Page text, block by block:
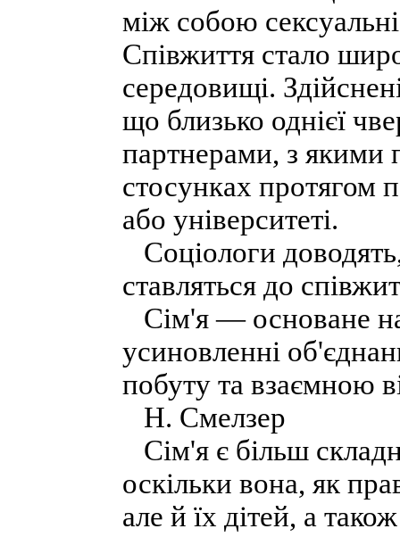
між собою
Співжиття стало
середовищі.
що близько однієї
партнерами, з якими
стосунках протягом
або університеті.
Соціологи
ставляться до
Сім'я — основане
усиновленні
побуту та взаємною
Н. Смелзер
Сім'я є більш
оскільки вона, як
але й їх дітей, а